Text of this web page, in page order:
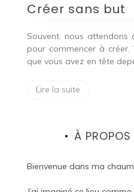
Créer sans but
Souvent, nous attendons
pour commencer à créer.
que vous avez en tête
Lire la suite
À PROPOS
Bienvenue dans ma